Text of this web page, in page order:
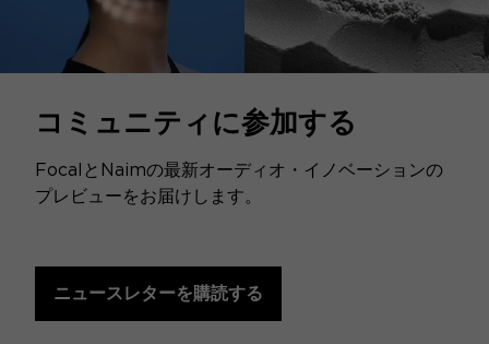
コミュニティに参加する
FocalとNaimの最新オーディオ・イノベーションの
プレビューをお届けします。
ニュースレターを購読する